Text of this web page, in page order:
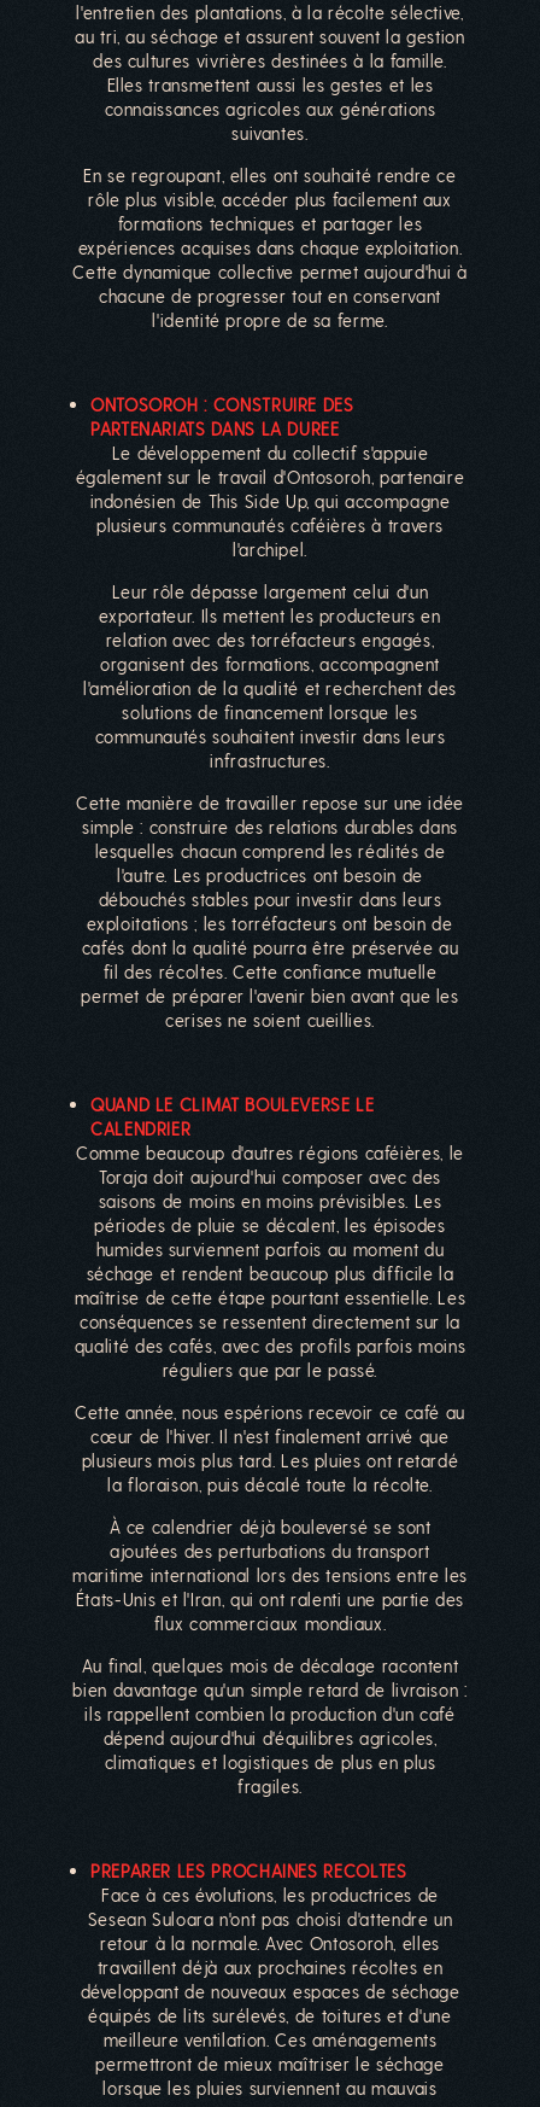
l'entretien des plantations, à la récolte sélective,
au tri, au séchage et assurent souvent la gestion
des cultures vivrières destinées à la famille.
Elles transmettent aussi les gestes et les
connaissances agricoles aux générations
suivantes.
En se regroupant, elles ont souhaité rendre ce
rôle plus visible, accéder plus facilement aux
formations techniques et partager les
expériences acquises dans chaque exploitation.
Cette dynamique collective permet aujourd'hui à
chacune de progresser tout en conservant
l'identité propre de sa ferme.
ONTOSOROH : CONSTRUIRE DES
PARTENARIATS DANS LA DUREE
Le développement du collectif s'appuie
également sur le travail d'Ontosoroh, partenaire
indonésien de This Side Up, qui accompagne
plusieurs communautés caféières à travers
l'archipel.
Leur rôle dépasse largement celui d'un
exportateur. Ils mettent les producteurs en
relation avec des torréfacteurs engagés,
organisent des formations, accompagnent
l'amélioration de la qualité et recherchent des
solutions de financement lorsque les
communautés souhaitent investir dans leurs
infrastructures.
Cette manière de travailler repose sur une idée
simple : construire des relations durables dans
lesquelles chacun comprend les réalités de
l'autre. Les productrices ont besoin de
débouchés stables pour investir dans leurs
exploitations ; les torréfacteurs ont besoin de
cafés dont la qualité pourra être préservée au
fil des récoltes. Cette confiance mutuelle
permet de préparer l'avenir bien avant que les
cerises ne soient cueillies.
QUAND LE CLIMAT BOULEVERSE LE
CALENDRIER
Comme beaucoup d'autres régions caféières, le
Toraja doit aujourd'hui composer avec des
saisons de moins en moins prévisibles. Les
périodes de pluie se décalent, les épisodes
humides surviennent parfois au moment du
séchage et rendent beaucoup plus difficile la
maîtrise de cette étape pourtant essentielle. Les
conséquences se ressentent directement sur la
qualité des cafés, avec des profils parfois moins
réguliers que par le passé.
Cette année, nous espérions recevoir ce café au
cœur de l'hiver. Il n'est finalement arrivé que
plusieurs mois plus tard. Les pluies ont retardé
la floraison, puis décalé toute la récolte.
À ce calendrier déjà bouleversé se sont
ajoutées des perturbations du transport
maritime international lors des tensions entre les
États-Unis et l'Iran, qui ont ralenti une partie des
flux commerciaux mondiaux.
Au final, quelques mois de décalage racontent
bien davantage qu'un simple retard de livraison :
ils rappellent combien la production d'un café
dépend aujourd'hui d'équilibres agricoles,
climatiques et logistiques de plus en plus
fragiles.
PREPARER LES PROCHAINES RECOLTES
Face à ces évolutions, les productrices de
Sesean Suloara n'ont pas choisi d'attendre un
retour à la normale. Avec Ontosoroh, elles
travaillent déjà aux prochaines récoltes en
développant de nouveaux espaces de séchage
équipés de lits surélevés, de toitures et d'une
meilleure ventilation. Ces aménagements
permettront de mieux maîtriser le séchage
lorsque les pluies surviennent au mauvais